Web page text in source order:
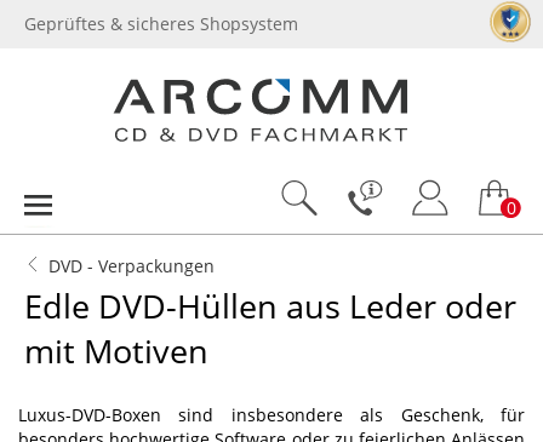
Geprüftes & sicheres Shopsystem
0
DVD - Verpackungen
Edle DVD-Hüllen aus Leder oder
mit Motiven
Luxus-DVD-Boxen sind insbesondere als Geschenk, für